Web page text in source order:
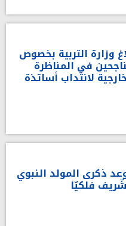
وزارة التربية بخصوص
في المناظرة
لانتداب أساتذة
ذكرى المولد النبوي
فلكيّا